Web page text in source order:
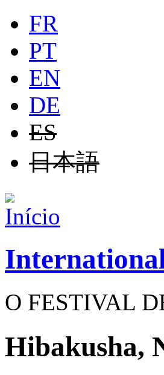
Jump to navigation
FR
PT
EN
DE
ES
日本語
O FESTIVAL
Hibakusha,